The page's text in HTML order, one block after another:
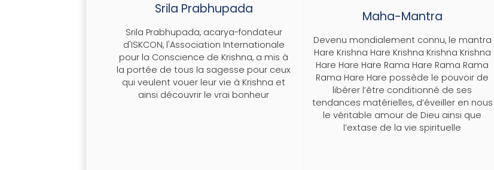
Srila Prabhupada
Srila Prabhupada, acarya-fondateur
d'ISKCON, l'Association Internationale
pour la Conscience de Krishna, a mis à
la portée de tous la sagesse pour ceux
qui veulent vouer leur vie à Krishna et
ainsi découvrir le vrai bonheur
Maha-Mantra
Devenu mondialement connu, le mantra
Hare Krishna Hare Krishna Krishna Krishna
Hare Hare Hare Rama Hare Rama Rama
Rama Hare Hare possède le pouvoir de
libérer l’être conditionné de ses
tendances matérielles, d’éveiller en nous
le véritable amour de Dieu ainsi que
l’extase de la vie spirituelle